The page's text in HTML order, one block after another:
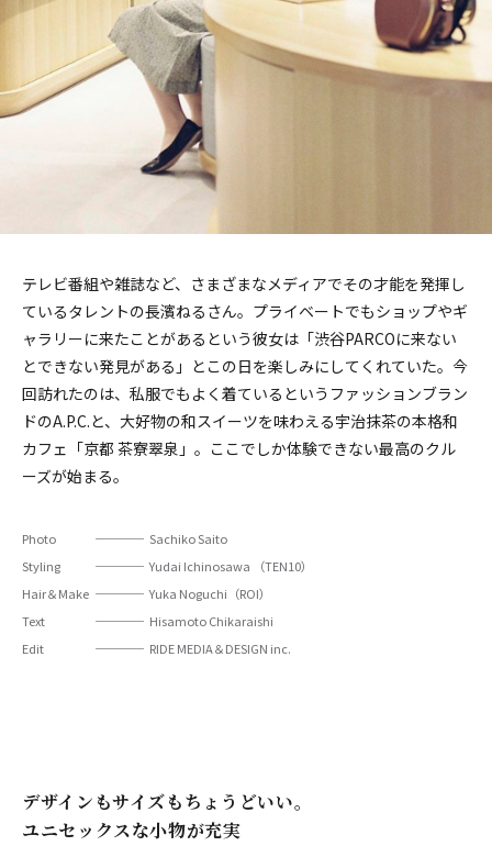
テレビ番組や雑誌など、さまざまなメディアでその才能を発揮し
ているタレントの長濱ねるさん。プライベートでもショップやギ
ャラリーに来たことがあるという彼女は「渋谷PARCOに来ない
とできない発見がある」とこの日を楽しみにしてくれていた。今
回訪れたのは、私服でもよく着ているというファッションブラン
ドのA.P.C.と、大好物の和スイーツを味わえる宇治抹茶の本格和
カフェ「京都 茶寮翠泉」。ここでしか体験できない最高のクル
ーズが始まる。
Photo
Sachiko Saito
Styling
Yudai Ichinosawa （TEN10）
Hair＆Make
Yuka Noguchi（ROI）
Text
Hisamoto Chikaraishi
Edit
RIDE MEDIA＆DESIGN inc.
デザインもサイズもちょうどいい。
ユニセックスな小物が充実